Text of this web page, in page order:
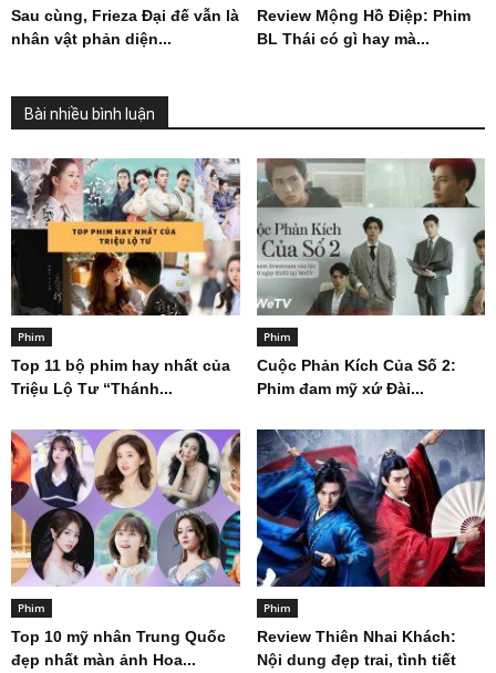
Sau cùng, Frieza Đại đế vẫn là
nhân vật phản diện...
Review Mộng Hồ Điệp: Phim
BL Thái có gì hay mà...
Bài nhiều bình luận
Phim
Top 11 bộ phim hay nhất của
Triệu Lộ Tư “Thánh...
Phim
Cuộc Phản Kích Của Số 2:
Phim đam mỹ xứ Đài...
Phim
Top 10 mỹ nhân Trung Quốc
đẹp nhất màn ảnh Hoa...
Phim
Review Thiên Nhai Khách:
Nội dung đẹp trai, tình tiết